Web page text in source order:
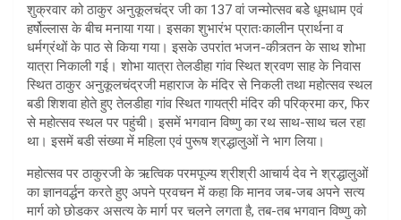
शुक्रवार को ठाकुर अनुकूलचंद्र जी का 137 वां जन्मोत्सव बडेे धूमधाम एवं
हर्षोल्लास के बीच मनाया गया। इसका शुभारंभ प्रातःकालीन प्रार्थना व
धर्मग्रंथों के पाठ से किया गया। इसके उपरांत भजन-कीत्र्तन के साथ शोभा
यात्रा निकाली गई। शोभा यात्रा तेलडीहा गांव स्थित श्रवण साह के निवास
स्थित ठाकुर अनुकूलचंद्रजी महाराज के मंदिर से निकली तथा महोत्सव स्थल
बडी शिशवा होते हुए तेलडीहा गांव स्थित गायत्री मंदिर की परिक्रमा कर, फिर
से महोत्सव स्थल पर पहुंची। इसमें भगवान विष्णु का रथ साथ-साथ चल रहा
था। इसमें बडी संख्या में महिला एवं पुरूष श्रद्धालुओं ने भाग लिया।
महोत्सव पर ठाकुरजी के ऋत्विक परमपूज्य श्रीश्री आचार्य देव ने श्रद्धालुओं
का ज्ञानवर्द्धन करते हुए अपने प्रवचन में कहा कि मानव जब-जब अपने सत्य
मार्ग को छोडकर असत्य के मार्ग पर चलने लगता है, तब-तब भगवान विष्णु को